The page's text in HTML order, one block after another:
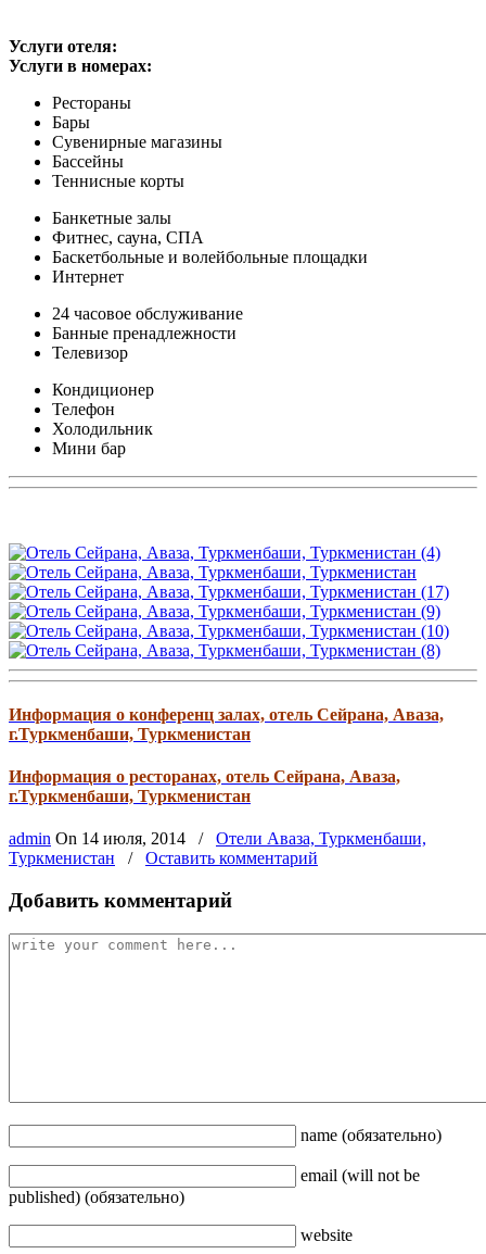
Услуги отеля:
Услуги в номерах:
Рестораны
Бары
Сувенирные магазины
Бассейны
Теннисные корты
Банкетные залы
Фитнес, сауна, СПА
Баскетбольные и волейбольные площадки
Интернет
24 часовое обслуживание
Банные пренадлежности
Телевизор
Кондиционер
Телефон
Холодильник
Мини бар
Информация о конференц залах, отель Сейрана, Аваза,
г.Туркменбаши, Туркменистан
Информация о ресторанах, отель Сейрана, Аваза,
г.Туркменбаши, Туркменистан
admin On 14 июля, 2014 /
Отели Аваза, Туркменбаши,
Туркменистан
/ Оставить комментарий
Добавить комментарий
name (обязательно)
email (will not be
published) (обязательно)
website